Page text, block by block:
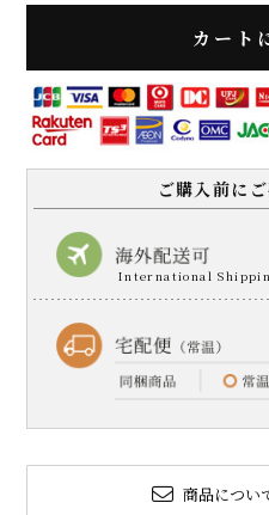
カート
ご購入前に
商品につい